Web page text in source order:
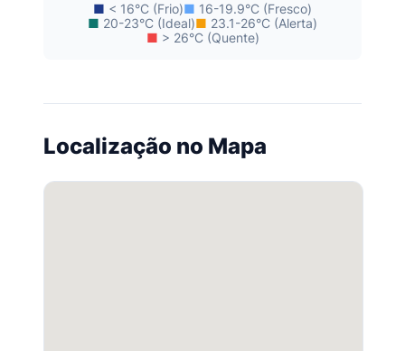
■ < 16°C (Frio)■ 16-19.9°C (Fresco)
■ 20-23°C (Ideal)■ 23.1-26°C (Alerta)
■ > 26°C (Quente)
Localização no Mapa